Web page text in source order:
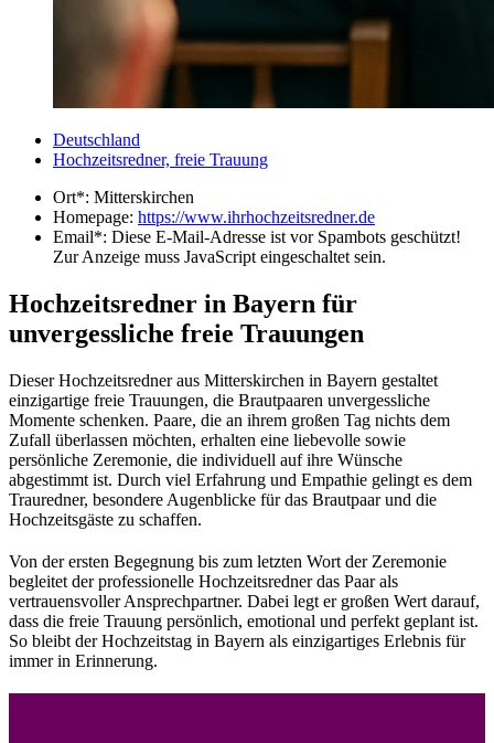
Deutschland
Hochzeitsredner, freie Trauung
Ort*: Mitterskirchen
Homepage: https://www.ihrhochzeitsredner.de
Email*: Diese E-Mail-Adresse ist vor Spambots geschützt!
Zur Anzeige muss JavaScript eingeschaltet sein.
Hochzeitsredner in Bayern für
unvergessliche freie Trauungen
Dieser Hochzeitsredner aus Mitterskirchen in Bayern gestaltet
einzigartige freie Trauungen, die Brautpaaren unvergessliche
Momente schenken. Paare, die an ihrem großen Tag nichts dem
Zufall überlassen möchten, erhalten eine liebevolle sowie
persönliche Zeremonie, die individuell auf ihre Wünsche
abgestimmt ist. Durch viel Erfahrung und Empathie gelingt es dem
Trauredner, besondere Augenblicke für das Brautpaar und die
Hochzeitsgäste zu schaffen.
Von der ersten Begegnung bis zum letzten Wort der Zeremonie
begleitet der professionelle Hochzeitsredner das Paar als
vertrauensvoller Ansprechpartner. Dabei legt er großen Wert darauf,
dass die freie Trauung persönlich, emotional und perfekt geplant ist.
So bleibt der Hochzeitstag in Bayern als einzigartiges Erlebnis für
immer in Erinnerung.